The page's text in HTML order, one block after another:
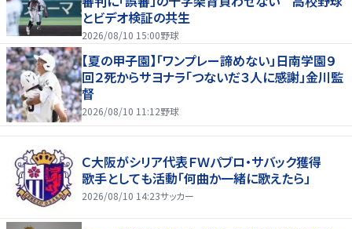
とビデオ検証の共生
2026/08/10 15:00野球
【夏の甲子園】「ワンプレー諦めない」日南学園９
回２死からサヨナラ「つないだ３人に感謝」金川監
督
2026/08/10 11:12野球
Ｃ大阪がシリア代表ＦＷパブロ・サバック獲得
歌手としても活動「何曲か一緒に歌えたら」
2026/08/10 14:23サッカー